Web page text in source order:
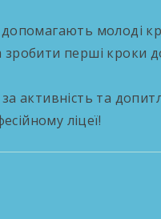
молоді
зробити перші кроки
активність та
ліцеї!